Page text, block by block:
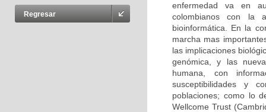
Regresar
enfermedad va en
colombianos con la
bioinformática. En la
marcha mas
las implicaciones
genómica, y las
humana, con
susceptibilidades y
poblaciones; como lo
Wellcome Trust